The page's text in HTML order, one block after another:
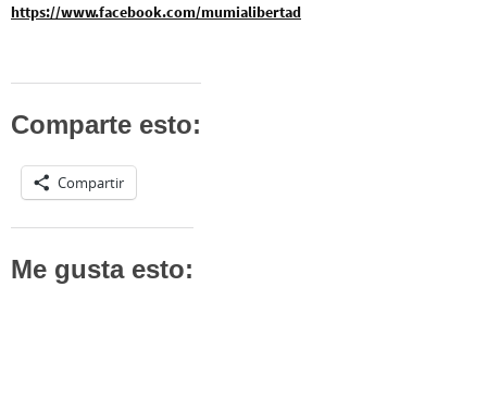
https://www.facebook.com/mumialibertad
Comparte esto:
Compartir
Me gusta esto: